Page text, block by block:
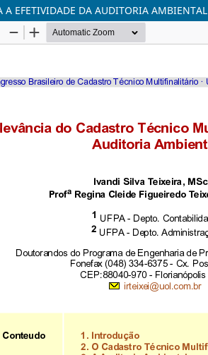
EFETIVIDADE DA AUDITORIA AMBIENTAL